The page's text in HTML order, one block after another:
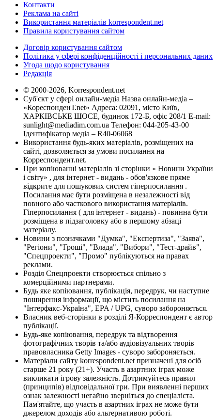
Контакти
Реклама на сайті
Використання матеріалів korrespondent.net
Правила користування сайтом
Договір користування сайтом
Політика у сфері конфіденційності і персональних даних
Угода щодо користування
Редакція
© 2000-2026, Korrespondent.net
Суб'єкт у сфері онлайн-медіа Назва онлайн-медіа –
«КореспонденТ.net» Адреса: 02091, місто Київ,
ХАРКІВСЬКЕ ШОСЕ, будинок 172-Б, офіс 208/1 E-mail:
sunlight@mediadim.com.ua Телефон: 044-205-43-00
Ідентифікатор медіа – R40-06068
Використання будь-яких матеріалів, розміщених на
сайті, дозволяється за умови посилання на
Корреспондент.net.
При копіюванні матеріалів зі сторінки « Новини України
і світу» , для інтернет - видань - обов'язкове пряме
відкрите для пошукових систем гіперпосилання .
Посилання має бути розміщена в незалежності від
повного або часткового використання матеріалів.
Гіперпосилання ( для інтернет - видань) - повинна бути
розміщена в підзаголовку або в першому абзаці
матеріалу.
Новини з позначками "Думка", "Експертиза", "Заява",
"Регіони", "Гроші", "Влада", "Вибори", "Тест-драйв",
"Спецпроекти", "Промо" публікуються на правах
реклами.
Розділ Спецпроекти створюється спільно з
комерційними партнерами.
Будь яке копіювання, публікація, передрук, чи наступне
поширення інформації, що містить посилання на
"Інтерфакс-Україна", EPA / UPG, суворо забороняється.
Власник веб-сторінки в розділі Я-Корреспондент є автор
публікації.
Будь-яке копіювання, передрук та відтворення
фотографічних творів та/або аудіовізуальних творів
правовласника Getty Images - суворо забороняється.
Матеріали сайту korrespondent.net призначені для осіб
старше 21 року (21+). Участь в азартних іграх може
викликати ігрову залежність. Дотримуйтесь правил
(принципів) відповідальної гри. При виявленні перших
ознак залежності негайно зверніться до спеціаліста.
Пам'ятайте, що участь в азартних іграх не може бути
джерелом доходів або альтернативою роботі.